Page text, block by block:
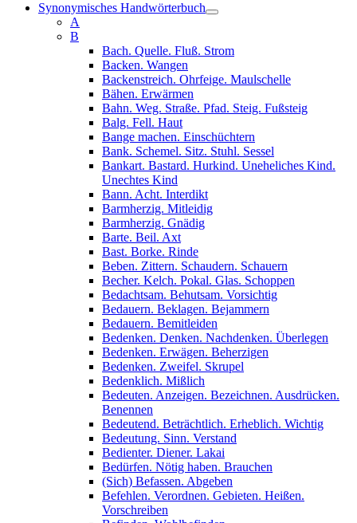
Synonymisches Handwörterbuch
A
B
Bach. Quelle. Fluß. Strom
Backen. Wangen
Backenstreich. Ohrfeige. Maulschelle
Bähen. Erwärmen
Bahn. Weg. Straße. Pfad. Steig. Fußsteig
Balg. Fell. Haut
Bange machen. Einschüchtern
Bank. Schemel. Sitz. Stuhl. Sessel
Bankart. Bastard. Hurkind. Uneheliches Kind.
Unechtes Kind
Bann. Acht. Interdikt
Barmherzig. Mitleidig
Barmherzig. Gnädig
Barte. Beil. Axt
Bast. Borke. Rinde
Beben. Zittern. Schaudern. Schauern
Becher. Kelch. Pokal. Glas. Schoppen
Bedachtsam. Behutsam. Vorsichtig
Bedauern. Beklagen. Bejammern
Bedauern. Bemitleiden
Bedenken. Denken. Nachdenken. Überlegen
Bedenken. Erwägen. Beherzigen
Bedenken. Zweifel. Skrupel
Bedenklich. Mißlich
Bedeuten. Anzeigen. Bezeichnen. Ausdrücken.
Benennen
Bedeutend. Beträchtlich. Erheblich. Wichtig
Bedeutung. Sinn. Verstand
Bedienter. Diener. Lakai
Bedürfen. Nötig haben. Brauchen
(Sich) Befassen. Abgeben
Befehlen. Verordnen. Gebieten. Heißen.
Vorschreiben